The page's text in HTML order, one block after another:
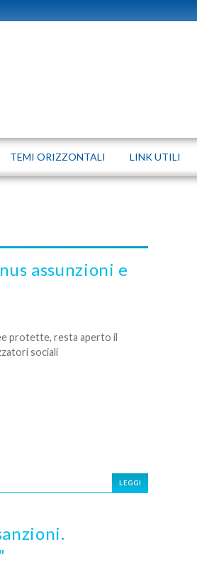
TEMI ORIZZONTALI LINK UTILI
assunzioni e
protette, resta aperto il
sociali
LEGGI